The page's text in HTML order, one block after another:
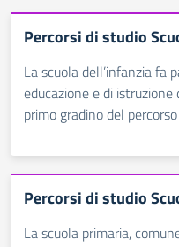
Percorsi di studio
La scuola dell’infanzia fa
educazione e di
primo gradino del
Percorsi di studio
La scuola primaria,